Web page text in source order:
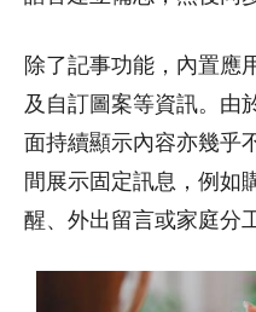
除了記事功能，內置應
及自訂圖案等資訊。由
面持續顯示內容亦幾乎
間展示固定訊息，例如
醒、外出留言或家庭分